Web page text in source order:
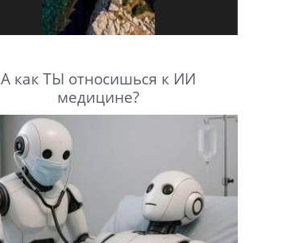
А как ТЫ относишься к ИИ
медицине?